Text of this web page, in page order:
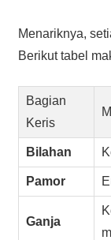
Menariknya,
Berikut tabel
Bagian
Keris
Bilahan
Pamor
Ganja